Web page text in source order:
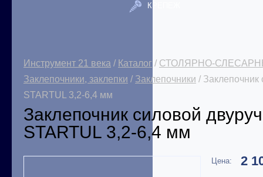
КРЕПЕЖ
Инструмент 21 века / Каталог / СТОЛЯРНО-
Заклепочники, заклепки / Заклепочники /
STARTUL 3,2-6,4 мм
Заклепочник силовой
STARTUL 3,2-6,4 мм
Цена: 2